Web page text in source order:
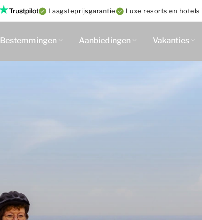
Laagsteprijsgarantie Luxe resorts en
Bestemmingen Aanbiedingen Vakanties